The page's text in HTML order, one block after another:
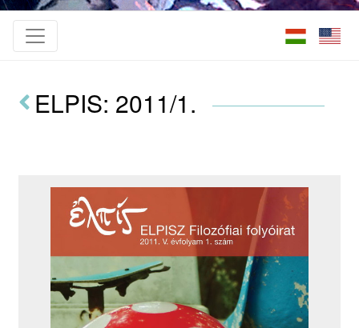
ELPIS: 2011/1.